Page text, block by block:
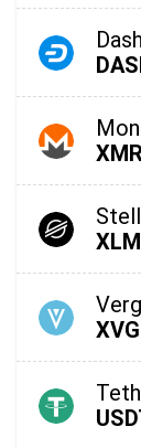
Dash
XMR
XLM
XVG